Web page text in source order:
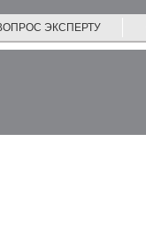
ЭКСПЕРТУ